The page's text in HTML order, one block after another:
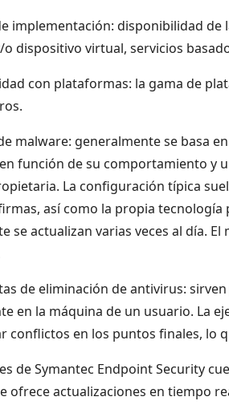
implementación: disponibilidad
dispositivo virtual, servicios
con plataformas: la gama de
malware: generalmente se basa
función de su comportamiento y
La configuración típica
así como la propia
se actualizan varias veces al día.
de eliminación de antivirus:
en la máquina de un usuario. La
conflictos en los puntos finales, lo
de Symantec Endpoint Security
ofrece actualizaciones en tiempo